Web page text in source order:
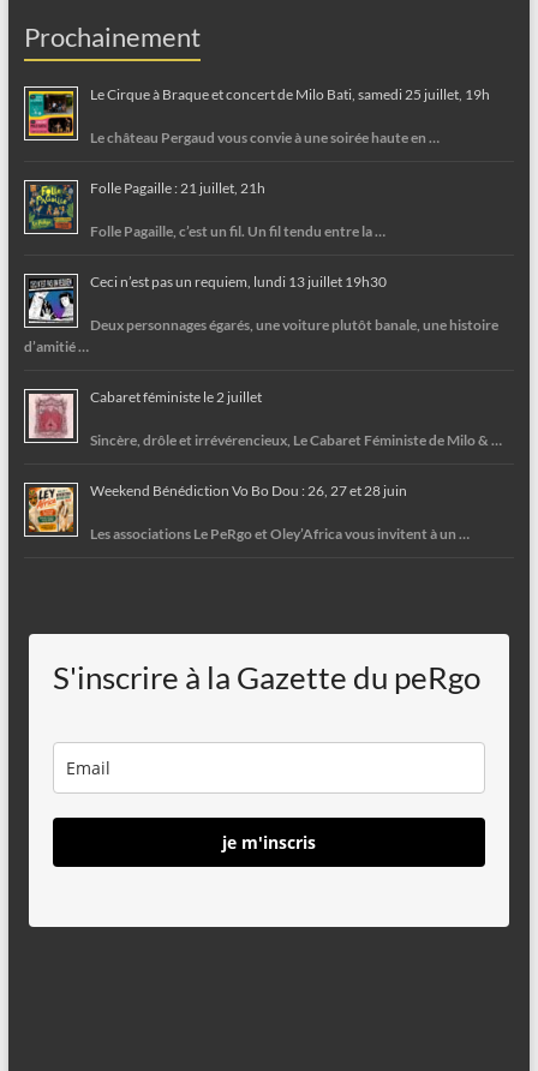
Prochainement
Le Cirque à Braque et concert de Milo Bati, samedi 25 juillet, 19h
Le château Pergaud vous convie à une soirée haute en …
Folle Pagaille : 21 juillet, 21h
Folle Pagaille, c’est un fil. Un fil tendu entre la …
Ceci n’est pas un requiem, lundi 13 juillet 19h30
Deux personnages égarés, une voiture plutôt banale, une histoire
d’amitié …
Cabaret féministe le 2 juillet
Sincère, drôle et irrévérencieux, Le Cabaret Féministe de Milo & …
Weekend Bénédiction Vo Bo Dou : 26, 27 et 28 juin
Les associations Le PeRgo et Oley’Africa vous invitent à un …
S'inscrire à la Gazette du peRgo
je m'inscris